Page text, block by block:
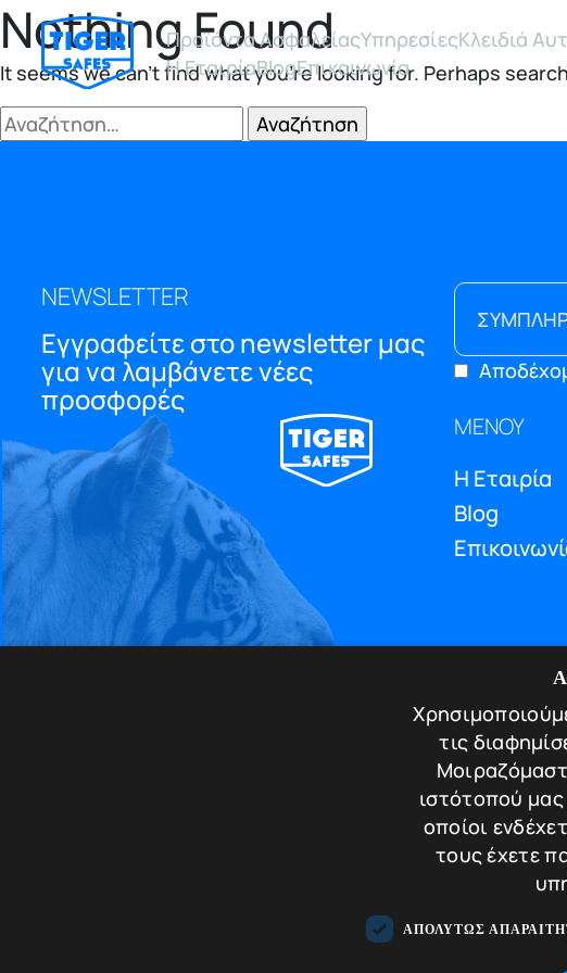
Προϊόντα ΑσφαλείαςΥπηρεσίεςΚλειδιά
Η ΕταιρίαBlogΕπικοινωνία
Nothing Found
It seems we can’t find what you’re looking for. Perhaps
Αναζήτηση
για:
NEWSLETTER
Εγγραφείτε στο newsletter μας
για να λαμβάνετε νέες
προσφορές
ΜΕΝΟΥ
Η Εταιρία
Blog
Handcrafted with
τις
ιστότοπού
οποίοι
τους έχετε
ΑΠΟΛΎΤΩΣ